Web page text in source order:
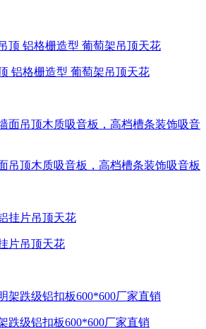
铝格栅造型 葡萄架吊顶天花
吊顶木质吸音板，高档槽条装饰吸音板
片吊顶天花
跌级铝扣板600*600厂家直销